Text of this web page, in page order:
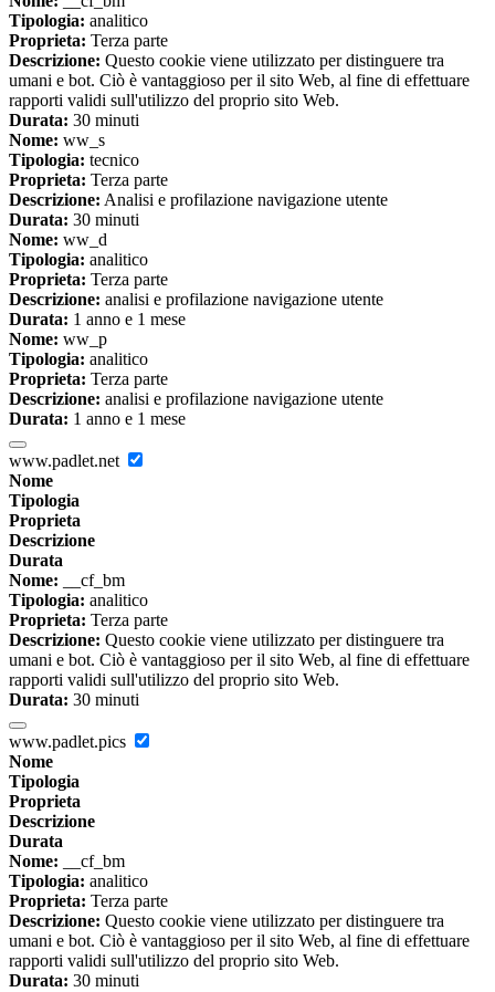
Tipologia: analitico
Proprieta: Terza parte
Descrizione: Questo cookie viene utilizzato per distinguere tra
umani e bot. Ciò è vantaggioso per il sito Web, al fine di effettuare
rapporti validi sull'utilizzo del proprio sito Web.
Durata: 30 minuti
Nome: ww_s
Tipologia: tecnico
Proprieta: Terza parte
Descrizione: Analisi e profilazione navigazione utente
Durata: 30 minuti
Nome: ww_d
Tipologia: analitico
Proprieta: Terza parte
Descrizione: analisi e profilazione navigazione utente
Durata: 1 anno e 1 mese
Nome: ww_p
Tipologia: analitico
Proprieta: Terza parte
Descrizione: analisi e profilazione navigazione utente
Durata: 1 anno e 1 mese
www.padlet.net
Nome
Tipologia
Proprieta
Descrizione
Durata
Nome: __cf_bm
Tipologia: analitico
Proprieta: Terza parte
Descrizione: Questo cookie viene utilizzato per distinguere tra
umani e bot. Ciò è vantaggioso per il sito Web, al fine di effettuare
rapporti validi sull'utilizzo del proprio sito Web.
Durata: 30 minuti
www.padlet.pics
Nome
Tipologia
Proprieta
Descrizione
Durata
Nome: __cf_bm
Tipologia: analitico
Proprieta: Terza parte
Descrizione: Questo cookie viene utilizzato per distinguere tra
umani e bot. Ciò è vantaggioso per il sito Web, al fine di effettuare
rapporti validi sull'utilizzo del proprio sito Web.
Durata: 30 minuti